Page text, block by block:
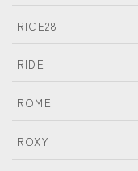
BURTON
RICE28
RIDE
ROME
ROXY